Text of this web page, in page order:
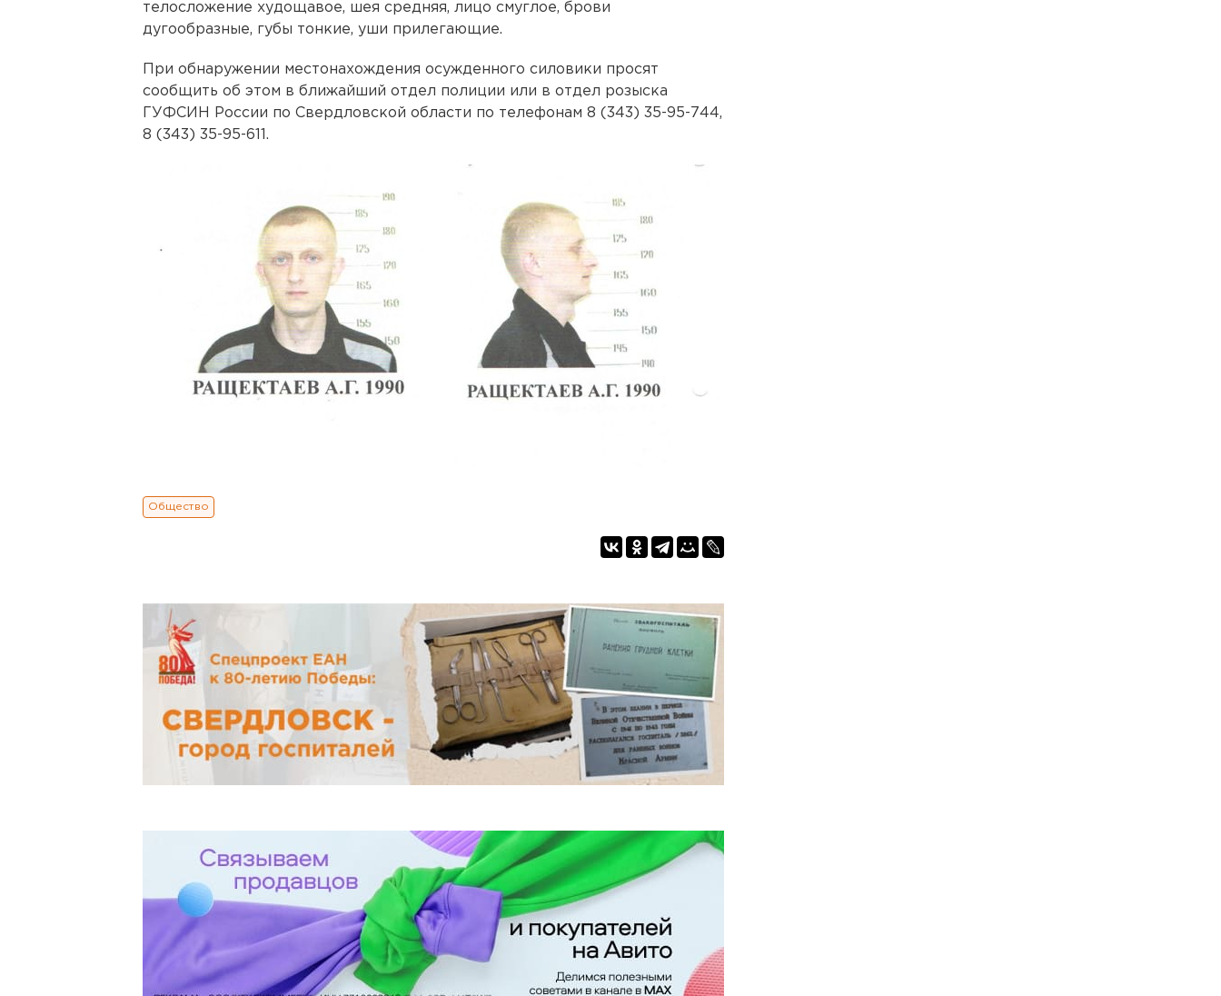
телосложение худощавое, шея средняя, лицо смуглое, брови
дугообразные, губы тонкие, уши прилегающие.
При обнаружении местонахождения осужденного силовики просят
сообщить об этом в ближайший отдел полиции или в отдел розыска
ГУФСИН России по Свердловской области по телефонам 8 (343) 35-95-744,
8 (343) 35-95-611.
Общество